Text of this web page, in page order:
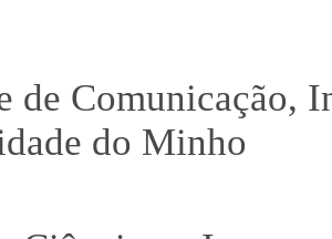
de Comunicação,
do Minho